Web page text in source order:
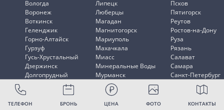
ТЕЛЕФОН БРОНЬ ЦЕНА ФОТО КОНТАКТЫ
Вологда
Воронеж
Воткинск
Геленджик
Горно-Алтайск
Гурзуф
Гусь-Хрустальный
Дзержинск
Долгопрудный
Липецк
Люберцы
Магадан
Магнитогорск
Мариуполь
Махачкала
Миасс
Минеральные Воды
Мурманск
Мытищи
Псков
Пятигорск
Реутов
Ростов-на-Дону
Руза
Рязань
Салават
Самара
Санкт-Петербург